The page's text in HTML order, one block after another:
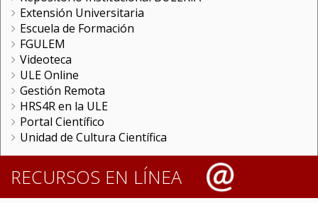
Extensión Universitaria
Escuela de Formación
FGULEM
Videoteca
ULE Online
Gestión Remota
HRS4R en la ULE
Portal Científico
Unidad de Cultura Científica
RECURSOS EN LÍNEA